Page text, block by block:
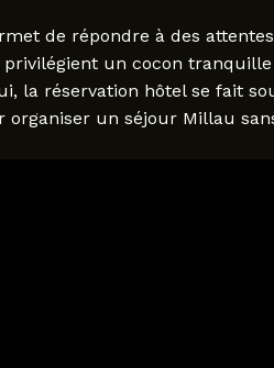
de répondre à des
un cocon
la réservation hôtel se fait
organiser un séjour Millau